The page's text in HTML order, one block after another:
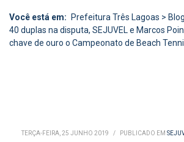
Você está em: Prefeitura Três Lagoas > Blog
40 duplas na disputa, SEJUVEL e Marcos
chave de ouro o Campeonato de Beach
TERÇA-FEIRA, 25 JUNHO 2019 / PUBLICADO EM